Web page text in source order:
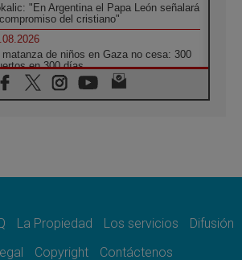
"En Argentina el Papa León señalará
del cristiano"
matanza de niños en Gaza no cesa: 300
en 300 días
La guerra desfigura el mundo, solo la
misión al servicio del Evangelio
2026, dar voz a las religiosas en el
La Propiedad Los servicios
Difusión
Copyright Contáctenos